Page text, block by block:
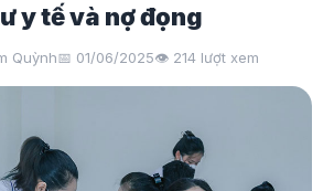
y tế và nợ đọng
Quỳnh📅 01/06/2025👁️ 214 lượt xem